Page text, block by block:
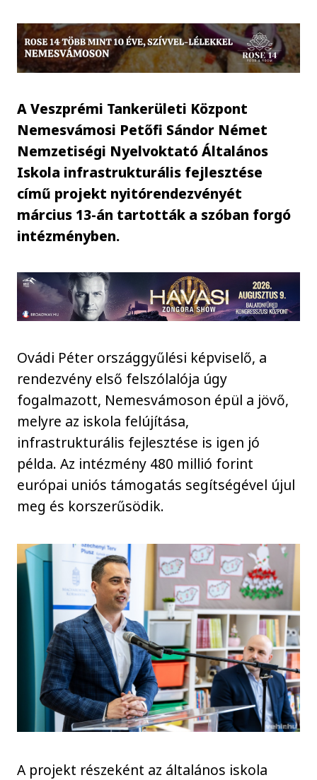
A Veszprémi Tankerületi Központ
Nemesvámosi Petőfi Sándor Német
Nemzetiségi Nyelvoktató Általános
Iskola infrastrukturális fejlesztése
című projekt nyitórendezvényét
március 13-án tartották a szóban forgó
intézményben.
Ovádi Péter országgyűlési képviselő, a
rendezvény első felszólalója úgy
fogalmazott, Nemesvámoson épül a jövő,
melyre az iskola felújítása,
infrastrukturális fejlesztése is igen jó
példa. Az intézmény 480 millió forint
európai uniós támogatás segítségével újul
meg és korszerűsödik.
A projekt részeként az általános iskola